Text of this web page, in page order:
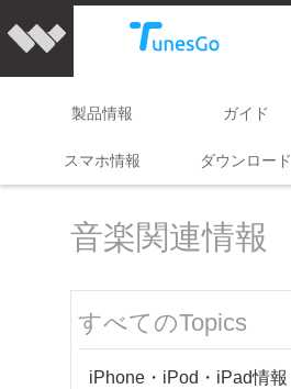
製品情報 ガイド
スマホ情報 ダウンロード
音楽関連情報
すべてのTopics
iPhone・iPod・iPad情報